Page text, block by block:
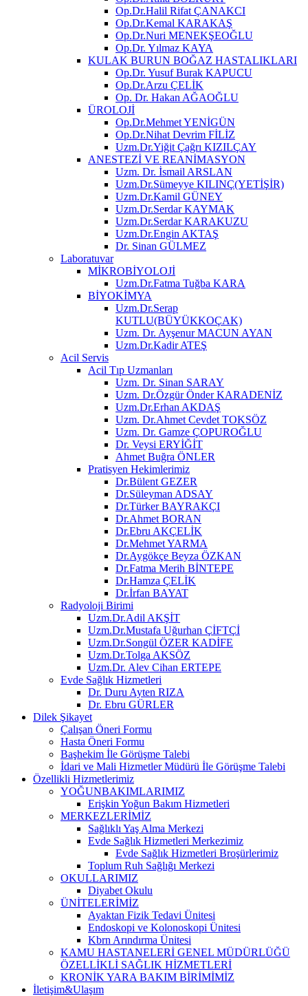
Op.Dr.Halil Rifat ÇANAKCI
Op.Dr.Kemal KARAKAŞ
Op.Dr.Nuri MENEKŞEOĞLU
Op.Dr. Yılmaz KAYA
KULAK BURUN BOĞAZ HASTALIKLARI
Op.Dr. Yusuf Burak KAPUCU
Op.Dr.Arzu ÇELİK
Op. Dr. Hakan AĞAOĞLU
ÜROLOJİ
Op.Dr.Mehmet YENİGÜN
Op.Dr.Nihat Devrim FİLİZ
Uzm.Dr.Yiğit Çağrı KIZILÇAY
ANESTEZİ VE REANİMASYON
Uzm. Dr. İsmail ARSLAN
Uzm.Dr.Sümeyye KILINÇ(YETİŞİR)
Uzm.Dr.Kamil GÜNEY
Uzm.Dr.Serdar KAYMAK
Uzm.Dr.Serdar KARAKUZU
Uzm.Dr.Engin AKTAŞ
Dr. Sinan GÜLMEZ
Laboratuvar
MİKROBİYOLOJİ
Uzm.Dr.Fatma Tuğba KARA
BİYOKİMYA
Uzm.Dr.Serap
KUTLU(BÜYÜKKOÇAK)
Uzm. Dr. Ayşenur MACUN AYAN
Uzm.Dr.Kadir ATEŞ
Acil Servis
Acil Tıp Uzmanları
Uzm. Dr. Sinan SARAY
Uzm. Dr.Özgür Önder KARADENİZ
Uzm.Dr.Erhan AKDAŞ
Uzm. Dr.Ahmet Cevdet TOKSÖZ
Uzm. Dr. Gamze ÇOPUROĞLU
Dr. Veysi ERYİĞİT
Ahmet Buğra ÖNLER
Pratisyen Hekimlerimiz
Dr.Bülent GEZER
Dr.Süleyman ADSAY
Dr.Türker BAYRAKÇI
Dr.Ahmet BORAN
Dr.Ebru AKÇELİK
Dr.Mehmet YARMA
Dr.Aygökçe Beyza ÖZKAN
Dr.Fatma Merih BİNTEPE
Dr.Hamza ÇELİK
Dr.İrfan BAYAT
Radyoloji Birimi
Uzm.Dr.Adil AKŞİT
Uzm.Dr.Mustafa Uğurhan ÇİFTÇİ
Uzm.Dr.Songül ÖZER KADİFE
Uzm.Dr.Tolga AKSÖZ
Uzm.Dr. Alev Cihan ERTEPE
Evde Sağlık Hizmetleri
Dr. Duru Ayten RIZA
Dr. Ebru GÜRLER
Dilek Şikayet
Çalışan Öneri Formu
Hasta Öneri Formu
Başhekim İle Görüşme Talebi
İdari ve Mali Hizmetler Müdürü İle Görüşme Talebi
Özellikli Hizmetlerimiz
YOĞUNBAKIMLARIMIZ
Erişkin Yoğun Bakım Hizmetleri
MERKEZLERİMİZ
Sağlıklı Yaş Alma Merkezi
Evde Sağlık Hizmetleri Merkezimiz
Evde Sağlık Hizmetleri Broşürlerimiz
Toplum Ruh Sağlığı Merkezi
OKULLARIMIZ
Diyabet Okulu
ÜNİTELERİMİZ
Ayaktan Fizik Tedavi Ünitesi
Endoskopi ve Kolonoskopi Ünitesi
Kbrn Arındırma Ünitesi
KAMU HASTANELERİ GENEL MÜDÜRLÜĞÜ
ÖZELLİKLİ SAĞLIK HİZMETLERİ
KRONİK YARA BAKIM BİRİMİMİZ
İletişim&Ulaşım